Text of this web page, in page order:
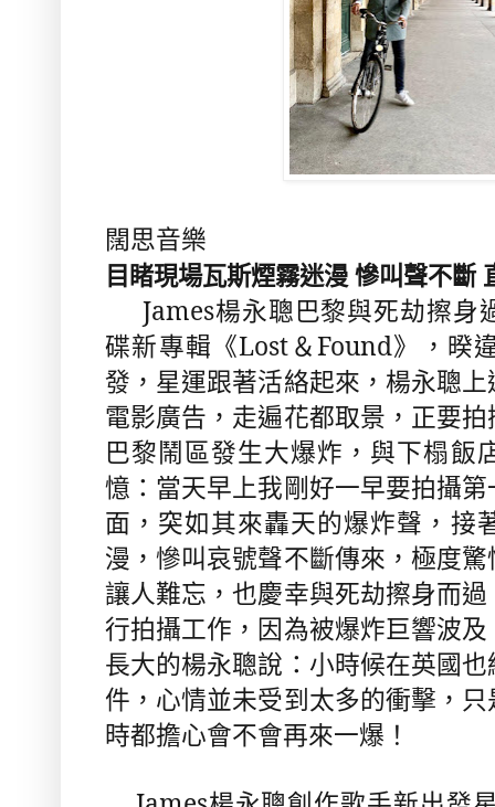
闊思音樂
目睹現場瓦斯煙霧迷漫 慘叫聲不斷
James楊永聰巴黎與死劫擦身
碟新專輯《Lost＆Found》，暌
發，星運跟著活絡起來，楊永聰
電影廣告，走遍花都取景，正要
巴黎鬧區發生大爆炸，與下榻飯
憶：當天早上我剛好一早要拍攝
面，突如其來轟天的爆炸聲，接
漫，慘叫哀號聲不斷傳來，極度
讓人難忘，也慶幸與死劫擦身而
行拍攝工作，因為被爆炸巨響波
長大的楊永聰說：小時候在英國
件，心情並未受到太多的衝擊，
時都擔心會不會再來一爆！